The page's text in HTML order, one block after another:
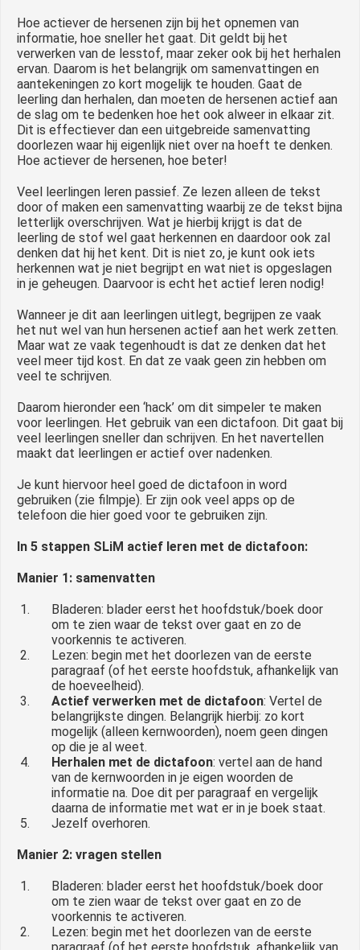
Hoe actiever de hersenen zijn bij het opnemen van
informatie, hoe sneller het gaat. Dit geldt bij het
verwerken van de lesstof, maar zeker ook bij het herhalen
ervan. Daarom is het belangrijk om samenvattingen en
aantekeningen zo kort mogelijk te houden. Gaat de
leerling dan herhalen, dan moeten de hersenen actief aan
de slag om te bedenken hoe het ook alweer in elkaar zit.
Dit is effectiever dan een uitgebreide samenvatting
doorlezen waar hij eigenlijk niet over na hoeft te denken.
Hoe actiever de hersenen, hoe beter!
Veel leerlingen leren passief. Ze lezen alleen de tekst
door of maken een samenvatting waarbij ze de tekst bijna
letterlijk overschrijven. Wat je hierbij krijgt is dat de
leerling de stof wel gaat herkennen en daardoor ook zal
denken dat hij het kent. Dit is niet zo, je kunt ook iets
herkennen wat je niet begrijpt en wat niet is opgeslagen
in je geheugen. Daarvoor is echt het actief leren nodig!
Wanneer je dit aan leerlingen uitlegt, begrijpen ze vaak
het nut wel van hun hersenen actief aan het werk zetten.
Maar wat ze vaak tegenhoudt is dat ze denken dat het
veel meer tijd kost. En dat ze vaak geen zin hebben om
veel te schrijven.
Daarom hieronder een ‘hack’ om dit simpeler te maken
voor leerlingen. Het gebruik van een dictafoon. Dit gaat bij
veel leerlingen sneller dan schrijven. En het navertellen
maakt dat leerlingen er actief over nadenken.
Je kunt hiervoor heel goed de dictafoon in word
gebruiken (zie filmpje). Er zijn ook veel apps op de
telefoon die hier goed voor te gebruiken zijn.
In 5 stappen SLiM actief leren met de dictafoon:
Manier 1: samenvatten
Bladeren: blader eerst het hoofdstuk/boek door
om te zien waar de tekst over gaat en zo de
voorkennis te activeren.
Lezen: begin met het doorlezen van de eerste
paragraaf (of het eerste hoofdstuk, afhankelijk van
de hoeveelheid).
Actief verwerken met de dictafoon: Vertel de
belangrijkste dingen. Belangrijk hierbij: zo kort
mogelijk (alleen kernwoorden), noem geen dingen
op die je al weet.
Herhalen met de dictafoon: vertel aan de hand
van de kernwoorden in je eigen woorden de
informatie na. Doe dit per paragraaf en vergelijk
daarna de informatie met wat er in je boek staat.
Jezelf overhoren.
Manier 2: vragen stellen
Bladeren: blader eerst het hoofdstuk/boek door
om te zien waar de tekst over gaat en zo de
voorkennis te activeren.
Lezen: begin met het doorlezen van de eerste